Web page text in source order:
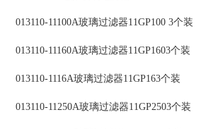
013110-11100A玻璃过滤器11GP100 3个装
013110-11160A玻璃过滤器11GP1603个装
013110-1116A玻璃过滤器11GP163个装
013110-11250A玻璃过滤器11GP2503个装